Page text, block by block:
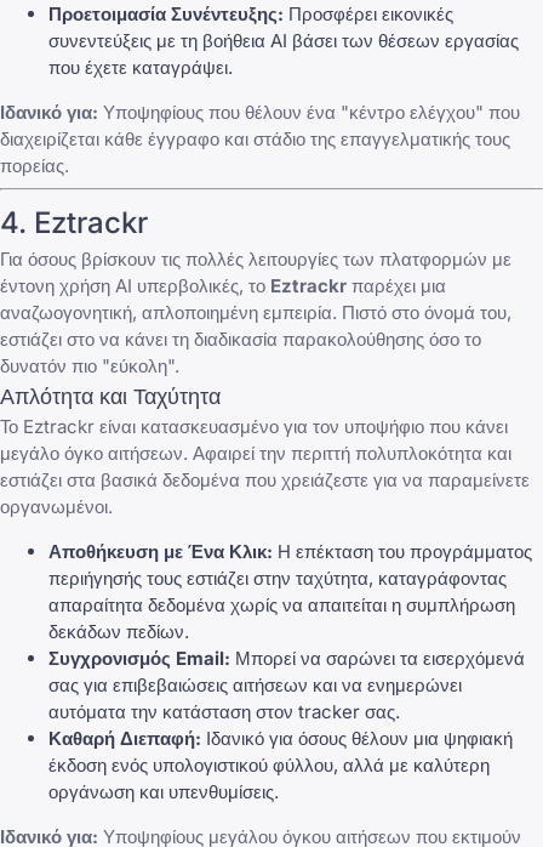
Προετοιμασία Συνέντευξης: Προσφέρει εικονικές
συνεντεύξεις με τη βοήθεια AI βάσει των θέσεων εργασίας
που έχετε καταγράψει.
Ιδανικό για: Υποψηφίους που θέλουν ένα "κέντρο ελέγχου" που
διαχειρίζεται κάθε έγγραφο και στάδιο της επαγγελματικής τους
πορείας.
4. Eztrackr
Για όσους βρίσκουν τις πολλές λειτουργίες των πλατφορμών με
έντονη χρήση AI υπερβολικές, το Eztrackr παρέχει μια
αναζωογονητική, απλοποιημένη εμπειρία. Πιστό στο όνομά του,
εστιάζει στο να κάνει τη διαδικασία παρακολούθησης όσο το
δυνατόν πιο "εύκολη".
Απλότητα και Ταχύτητα
Το Eztrackr είναι κατασκευασμένο για τον υποψήφιο που κάνει
μεγάλο όγκο αιτήσεων. Αφαιρεί την περιττή πολυπλοκότητα και
εστιάζει στα βασικά δεδομένα που χρειάζεστε για να παραμείνετε
οργανωμένοι.
Αποθήκευση με Ένα Κλικ: Η επέκταση του προγράμματος
περιήγησής τους εστιάζει στην ταχύτητα, καταγράφοντας
απαραίτητα δεδομένα χωρίς να απαιτείται η συμπλήρωση
δεκάδων πεδίων.
Συγχρονισμός Email: Μπορεί να σαρώνει τα εισερχόμενά
σας για επιβεβαιώσεις αιτήσεων και να ενημερώνει
αυτόματα την κατάσταση στον tracker σας.
Καθαρή Διεπαφή: Ιδανικό για όσους θέλουν μια ψηφιακή
έκδοση ενός υπολογιστικού φύλλου, αλλά με καλύτερη
οργάνωση και υπενθυμίσεις.
Ιδανικό για: Υποψηφίους μεγάλου όγκου αιτήσεων που εκτιμούν